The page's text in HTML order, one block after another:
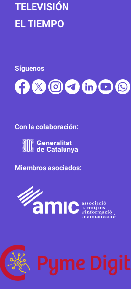
TELEVISIÓN
EL TIEMPO
Síguenos
Con la colaboración:
Miembros asociados: